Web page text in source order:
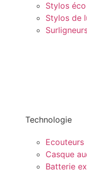
Stylos éco
Stylos de
Technologie
Ecouteurs
Casque
Batterie